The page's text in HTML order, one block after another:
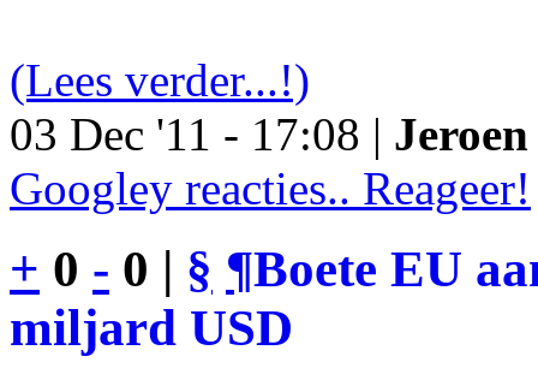
(Lees verder...!)
03 Dec '11 - 17:08 |
Googley reacties.. Reageer!
+ 0 - 0 | § ¶Boete EU
miljard USD